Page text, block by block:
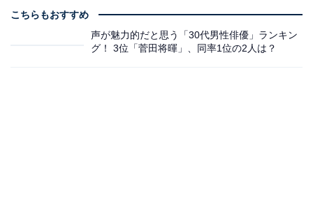
こちらもおすすめ
声が魅力的だと思う「30代男性俳優」ランキン
グ！ 3位「菅田将暉」、同率1位の2人は？